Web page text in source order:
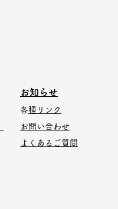
​お知らせ
​各種 リンク
お問い合わせ
よくあるご質問